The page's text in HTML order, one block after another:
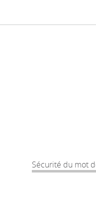
Sécurité du mot